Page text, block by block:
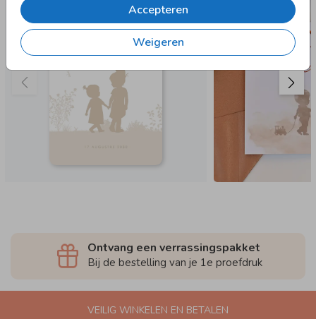
Accepteren
Weigeren
Ontvang een verrassingspakket
Bij de bestelling van je 1e proefdruk
VEILIG WINKELEN EN BETALEN